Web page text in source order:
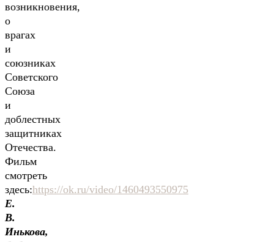
возникновения,
о
врагах
и
союзниках
Советского
Союза
и
доблестных
защитниках
Отечества.
Фильм
смотреть
здесь:https://ok.ru/video/1460493550975
Е.
В.
Инькова,